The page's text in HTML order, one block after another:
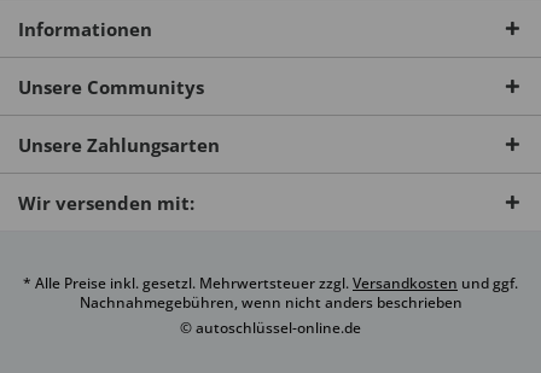
Informationen
Unsere Communitys
Unsere Zahlungsarten
Wir versenden mit:
* Alle Preise inkl. gesetzl. Mehrwertsteuer zzgl.Versandkosten und ggf.
Nachnahmegebühren, wenn nicht anders beschrieben
© autoschlüssel-online.de